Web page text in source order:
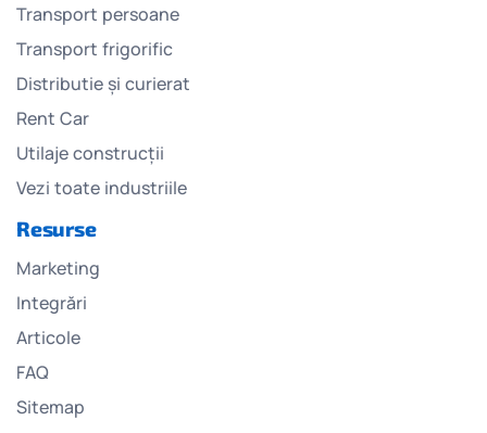
Transport persoane
Transport frigorific
Distributie și curierat
Rent Car
Utilaje construcții
Vezi toate industriile
Resurse
Marketing
Integrări
Articole
FAQ
Sitemap